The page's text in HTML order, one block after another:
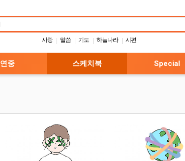
사랑 | 말씀 | 기도 | 하늘나라 | 시편
연중 스케치북 Special